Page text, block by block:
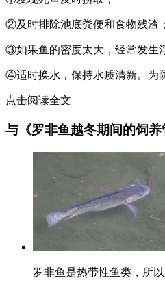
②及时排除池底粪便和食物残渣；
③如果鱼的密度太大，经常发生
④适时换水，保持水质清新。为
点击阅读全文
与《罗非鱼越冬期间的饲
罗非鱼是热带性鱼类，所